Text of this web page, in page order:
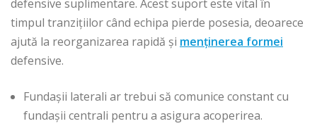
defensive suplimentare. Acest suport este vital în
timpul tranzițiilor când echipa pierde posesia, deoarece
ajută la reorganizarea rapidă și menținerea formei
defensive.
Fundașii laterali ar trebui să comunice constant cu
fundașii centrali pentru a asigura acoperirea.